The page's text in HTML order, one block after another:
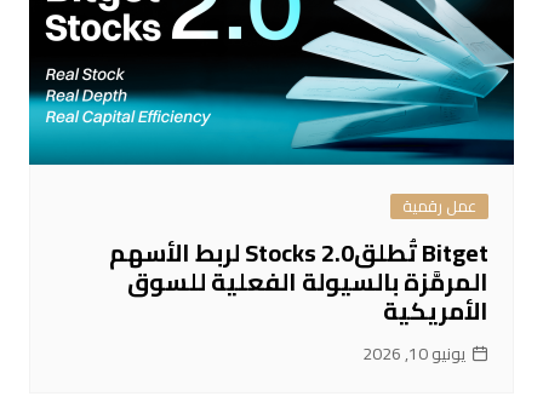
عمل رقمية
Bitget تُطلقStocks 2.0 لربط الأسهم
المرمَّزة بالسيولة الفعلية للسوق
الأمريكية
يونيو 10, 2026